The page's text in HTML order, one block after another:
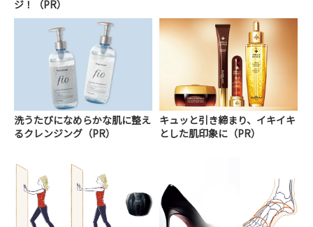
ジ！（PR）
洗うたびになめらかな肌に整え
るクレンジング（PR）
キュッと引き締まり、イキイキ
とした肌印象に（PR）